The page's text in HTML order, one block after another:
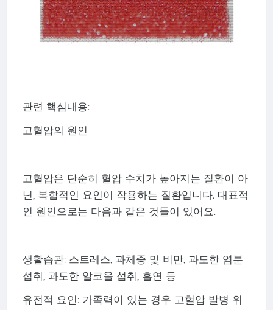
관련 핵심내용:
고혈압의 원인
고혈압은 단순히 혈압 수치가 높아지는 질환이 아
닌, 복합적인 요인이 작용하는 질환입니다. 대표적
인 원인으로는 다음과 같은 것들이 있어요.
생활습관: 스트레스, 과체중 및 비만, 과도한 염분
섭취, 과도한 알코올 섭취, 흡연 등
유전적 요인: 가족력이 있는 경우 고혈압 발병 위